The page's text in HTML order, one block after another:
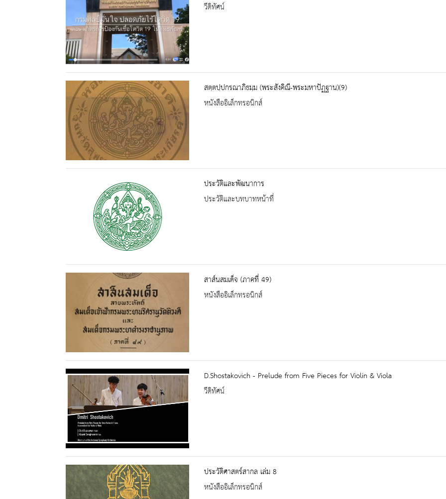
วีดิทัศน์
สตฺตปฺปกรณาภิธมฺม (พระสังคิณี-พระมหาปัฏฐาน)(9)
หนังสืออิเล็กทรอนิกส์
ประวัติและพัฒนาการ
ประวัติและบทบาทหน้าที่
สาส์นสมเด็จ (ภาคที่ 49)
หนังสืออิเล็กทรอนิกส์
D.Shostakovich - Prelude from Five Pieces for Violin & Viola
วีดิทัศน์
ประวัติศาสตร์สากล เล่ม 8
หนังสืออิเล็กทรอนิกส์